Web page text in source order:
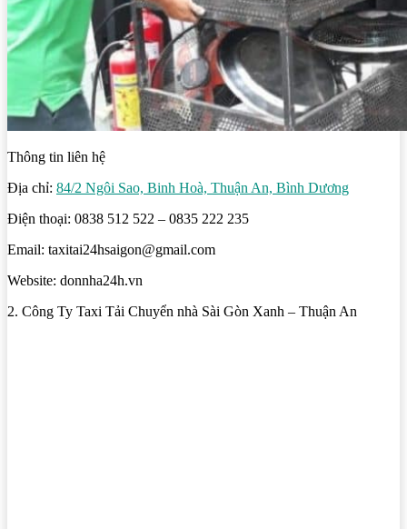
Thông tin liên hệ
Địa chỉ: 84/2 Ngôi Sao, Binh Hoà, Thuận An, Bình Dương
Điện thoại: 0838 512 522 – 0835 222 235
Email: taxitai24hsaigon@gmail.com
Website: donnha24h.vn
2. Công Ty Taxi Tải Chuyển nhà Sài Gòn Xanh – Thuận An